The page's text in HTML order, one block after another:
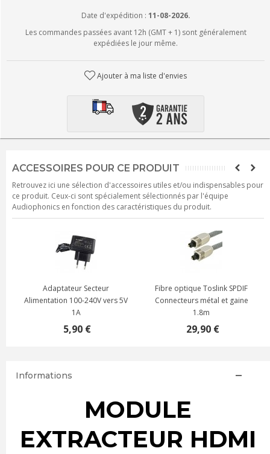
Date d'expédition : 11-08-2026.
Les commandes passées avant 12h (GMT + 1) sont généralement
expédiées le jour même.
Ajouter à ma liste d'envies
ACCESSOIRES POUR CE PRODUIT
Retrouvez ici une sélection d'accessoires utiles et/ou indispensables pour
ce produit. Ceux-ci sont spécialement sélectionnés par l'équipe
Audiophonics en fonction des caractéristiques du produit.
Adaptateur Secteur
Alimentation 100-240V vers 5V
1A
5,90 €
Fibre optique Toslink SPDIF
Connecteurs métal et gaine
1.8m
29,90 €
Informations
MODULE
EXTRACTEUR HDMI